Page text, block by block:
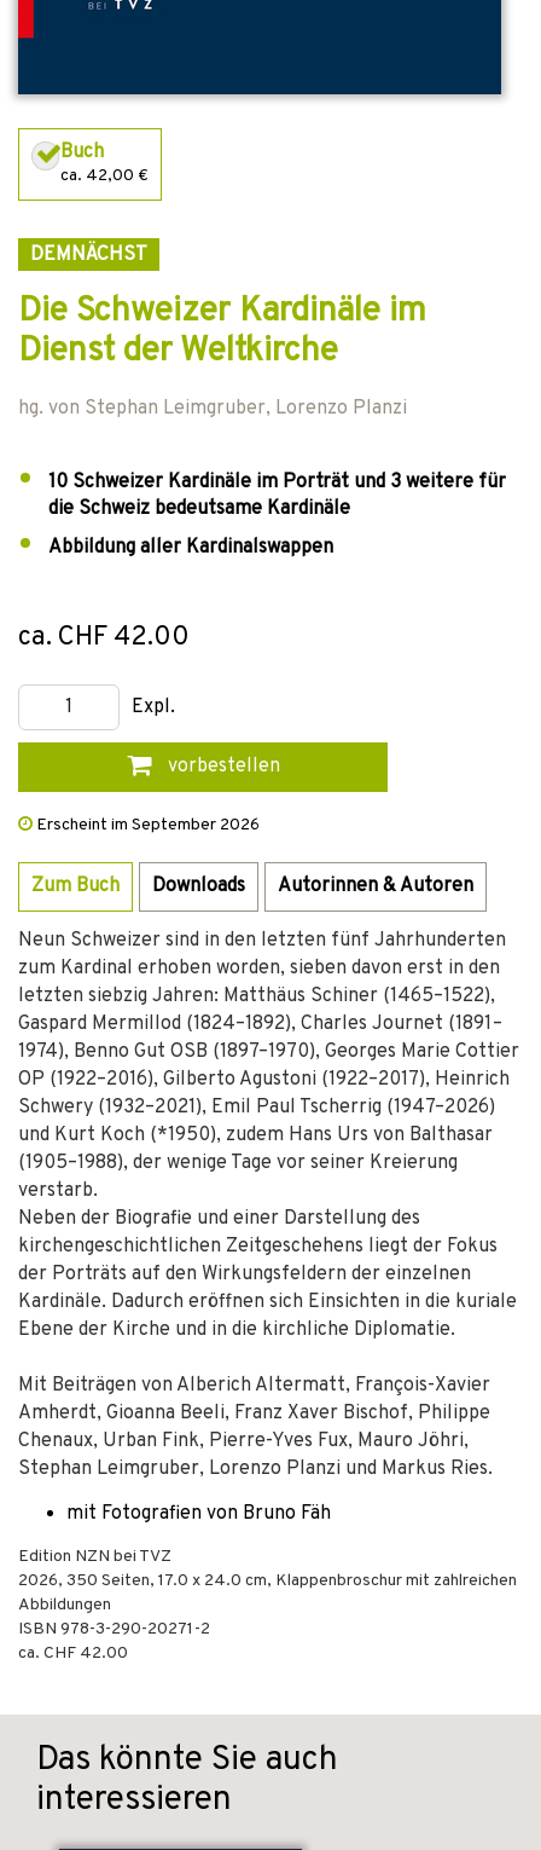
Buch
ca. 42,00 €
DEMNÄCHST
Die Schweizer Kardinäle im
Dienst der Weltkirche
hg. von Stephan Leimgruber, Lorenzo Planzi
10 Schweizer Kardinäle im Porträt und 3 weitere für
die Schweiz bedeutsame Kardinäle
Abbildung aller Kardinalswappen
ca. CHF 42.00
Expl.
vorbestellen
Erscheint im September 2026
Zum Buch Downloads Autorinnen & Autoren
Neun Schweizer sind in den letzten fünf Jahrhunderten
zum Kardinal erhoben worden, sieben davon erst in den
letzten siebzig Jahren: Matthäus Schiner (1465–1522),
Gaspard Mermillod (1824–1892), Charles Journet (1891–
1974), Benno Gut OSB (1897–1970), Georges Marie Cottier
OP (1922–2016), Gilberto Agustoni (1922–2017), Heinrich
Schwery (1932–2021), Emil Paul Tscherrig (1947–2026)
und Kurt Koch (*1950), zudem Hans Urs von Balthasar
(1905–1988), der wenige Tage vor seiner Kreierung
verstarb.
Neben der Biografie und einer Darstellung des
kirchengeschichtlichen Zeitgeschehens liegt der Fokus
der Porträts auf den Wirkungsfeldern der einzelnen
Kardinäle. Dadurch eröffnen sich Einsichten in die kuriale
Ebene der Kirche und in die kirchliche Diplomatie.
Mit Beiträgen von Alberich Altermatt, François-Xavier
Amherdt, Gioanna Beeli, Franz Xaver Bischof, Philippe
Chenaux, Urban Fink, Pierre-Yves Fux, Mauro Jöhri,
Stephan Leimgruber, Lorenzo Planzi und Markus Ries.
mit Fotografien von Bruno Fäh
Edition NZN bei TVZ
2026, 350 Seiten, 17.0 x 24.0 cm, Klappenbroschurmit zahlreichen
Abbildungen
ISBN 978-3-290-20271-2
ca. CHF 42.00
Das könnte Sie auch
interessieren